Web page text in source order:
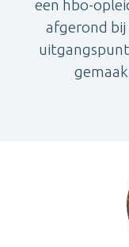
een hbo-
afgerond bij
uitgangspunt